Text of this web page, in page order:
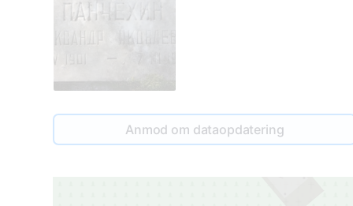
Anmod om dataopdatering
1